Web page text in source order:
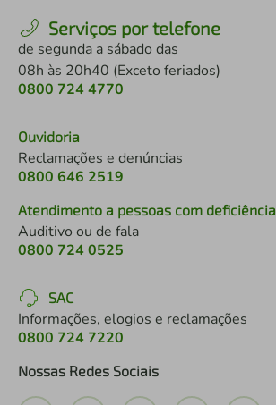
Serviços por telefone
de segunda a sábado das
08h às 20h40 (Exceto feriados)
0800 724 4770
Ouvidoria
Reclamações e denúncias
0800 646 2519
Atendimento a pessoas com deficiência
Auditivo ou de fala
0800 724 0525
SAC
Informações, elogios e reclamações
0800 724 7220
Nossas Redes Sociais